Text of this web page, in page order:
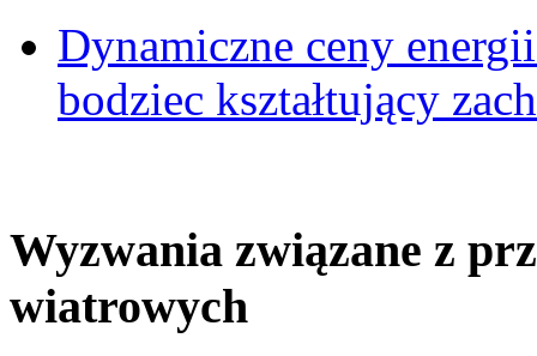
Dynamiczne ceny
bodziec kształtujący
Wyzwania związane z
wiatrowych